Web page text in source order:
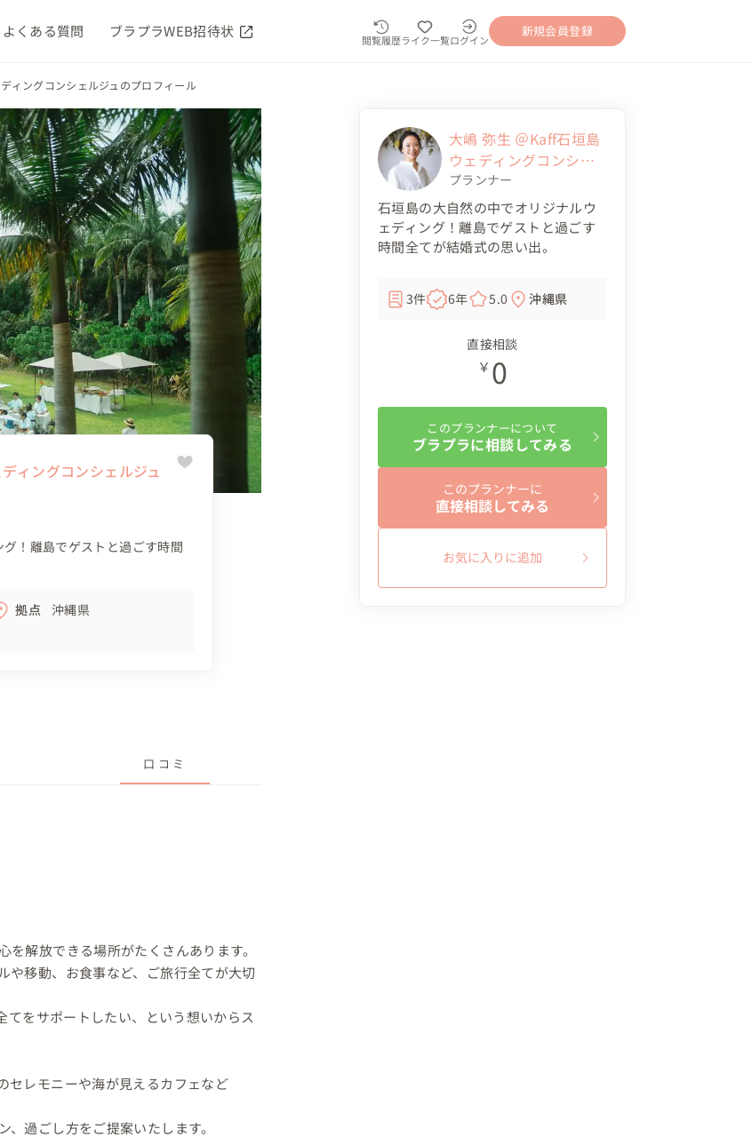
よくある質問 ブラプラWEB招待状 閲覧履歴ライク一覧ログイン
新規会員登録
ィングコンシェルジュのプロフィール
ィングコンシェルジュ
！離島でゲストと過ごす時間
拠点
沖縄県
口コミ
解放できる場所がたくさんあります。
や移動、お食事など、ご旅行全てが大切
てをサポートしたい、という想いからス
セレモニーや海が見えるカフェなど
過ごし方をご提案いたします。
大嶋 弥生 ＠Kaff石垣島
ウェディングコンシェ
ルジュ
プランナー
石垣島の大自然の中でオリジナルウ
ェディング！離島でゲストと過ごす
時間全てが結婚式の思い出。
3件 6年 5.0 沖縄県
直接相談
￥ 0
このプランナーについて
ブラプラに相談してみる
このプランナーに
直接相談してみる
お気に入りに追加